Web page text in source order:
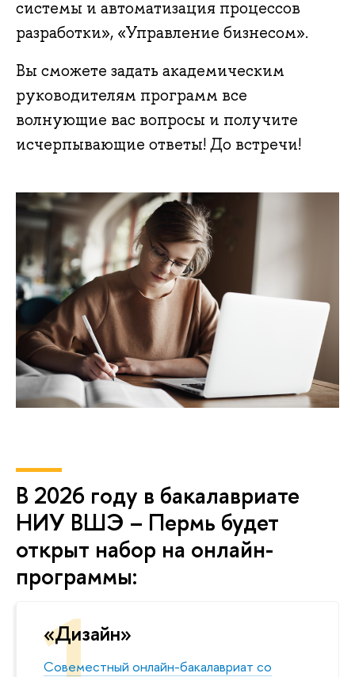
системы и автоматизация процессо
разработки», «Управление бизнесом».
ы сможете задать академическим
руководителям программ все
олнующие вас вопросы и получите
исчерпывающие ответы! До встречи!
2026 году в бакалавриате
НИУ ВШЭ – Пермь будет
открыт набор на онлайн-
программы:
«Дизайн»
Совеместный онлайн-бакалавриат со